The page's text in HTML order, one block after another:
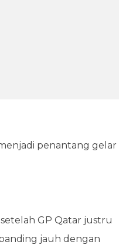
penantang gelar
GP Qatar justru
jauh dengan